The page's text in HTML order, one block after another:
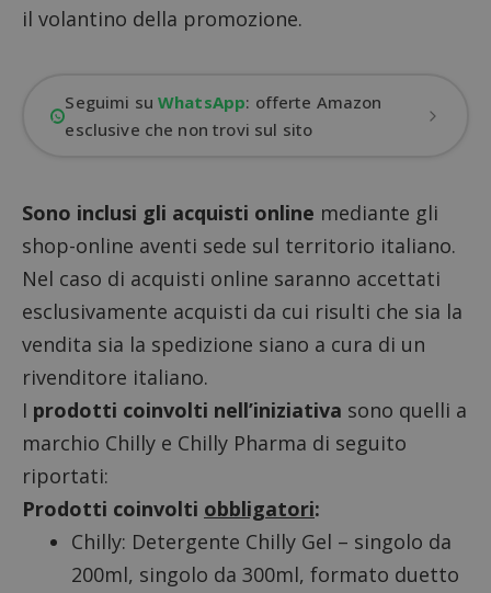
il volantino della promozione.
Seguimi suWhatsApp: offerte Amazon
esclusive che non trovi sul sito
Sono inclusi gli acquisti online mediante gli
shop-online aventi sede sul territorio italiano.
Nel caso di acquisti online saranno accettati
esclusivamente acquisti da cui risulti che sia la
vendita sia la spedizione siano a cura di un
rivenditore italiano.
I prodotti coinvolti nell’iniziativa sono quelli a
marchio Chilly e Chilly Pharma di seguito
riportati:
Prodotti coinvolti obbligatori:
Chilly: Detergente Chilly Gel – singolo da
200ml, singolo da 300ml, formato duetto